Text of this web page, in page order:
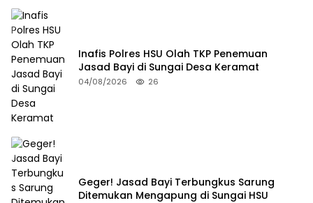
Inafis Polres HSU Olah TKP Penemuan
Jasad Bayi di Sungai Desa Keramat
04/08/2026 26
Geger! Jasad Bayi Terbungkus Sarung
Ditemukan Mengapung di Sungai HSU